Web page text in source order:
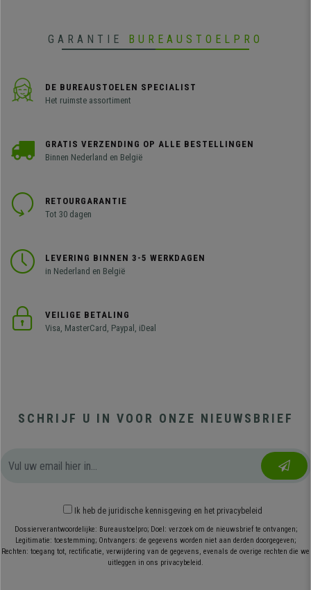
GARANTIE BUREAUSTOELPRO
DE BUREAUSTOELEN SPECIALIST
Het ruimste assortiment
GRATIS VERZENDING OP ALLE BESTELLINGEN
Binnen Nederland en België
RETOURGARANTIE
Tot 30 dagen
LEVERING BINNEN 3-5 WERKDAGEN
in Nederland en België
VEILIGE BETALING
Visa, MasterCard, Paypal, iDeal
SCHRIJF U IN VOOR ONZE NIEUWSBRIEF
Ik heb de juridische kennisgeving en het privacybeleid
Dossierverantwoordelijke: Bureaustoelpro; Doel: verzoek om de nieuwsbrief te ontvangen;
Legitimatie: toestemming; Ontvangers: de gegevens worden niet aan derden doorgegeven;
Rechten: toegang tot, rectificatie, verwijdering van de gegevens, evenals de overige rechten die we
uitleggen in ons privacybeleid.